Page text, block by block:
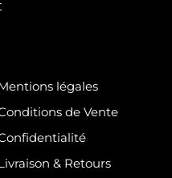
légales
de Vente
& Retours